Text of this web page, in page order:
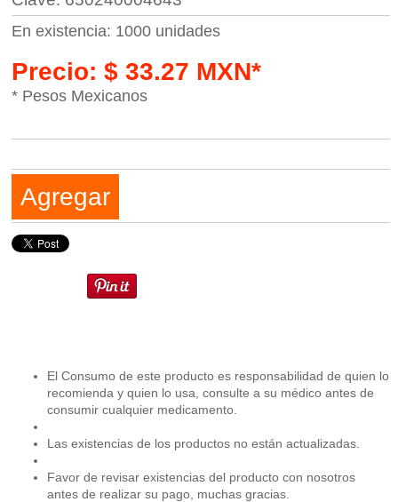
En existencia: 1000 unidades
Precio: $ 33.27 MXN*
* Pesos Mexicanos
Agregar
El Consumo de este producto es responsabilidad de quien lo
recomienda y quien lo usa, consulte a su médico antes de
consumir cualquier medicamento.
Las existencias de los productos no están actualizadas.
Favor de revisar existencias del producto con nosotros
antes de realizar su pago, muchas gracias.